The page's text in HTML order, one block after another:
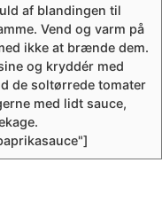
af blandingen til
Vend og varm på
ikke at brænde dem.
og kryddér med
de soltørrede tomater
med lidt sauce,